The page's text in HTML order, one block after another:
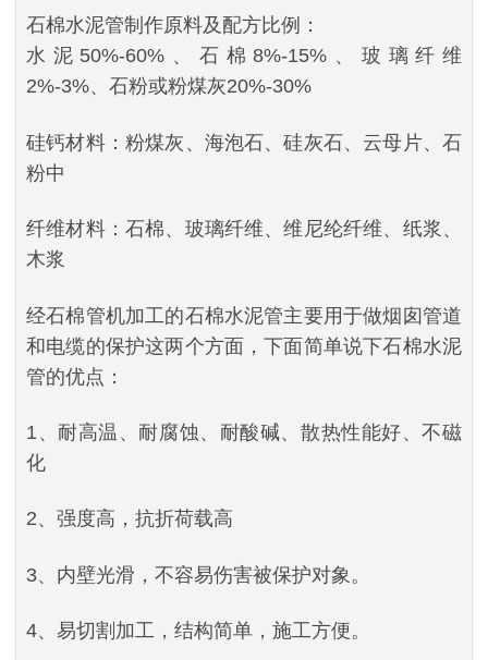
石棉水泥管制作原料及配方比例：
水泥50%-60%、石棉8%-15%、玻璃纤维
2%-3%、石粉或粉煤灰20%-30%
硅钙材料：粉煤灰、海泡石、硅灰石、云母片、石
粉中
纤维材料：石棉、玻璃纤维、维尼纶纤维、纸浆、
木浆
经石棉管机加工的石棉水泥管主要用于做烟囱管道
和电缆的保护这两个方面，下面简单说下石棉水泥
管的优点：
1、耐高温、耐腐蚀、耐酸碱、散热性能好、不磁
化
2、强度高，抗折荷载高
3、内壁光滑，不容易伤害被保护对象。
4、易切割加工，结构简单，施工方便。